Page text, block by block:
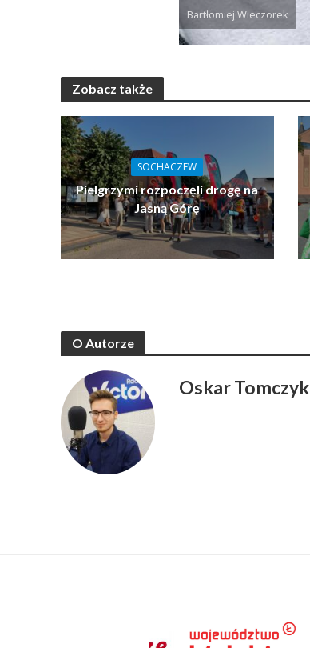
Bartłomiej Wieczorek
Zobacz także
SOCHACZEW
Pielgrzymi rozpoczęli drogę na
Jasną Górę
O Autorze
Oskar Tomczyk